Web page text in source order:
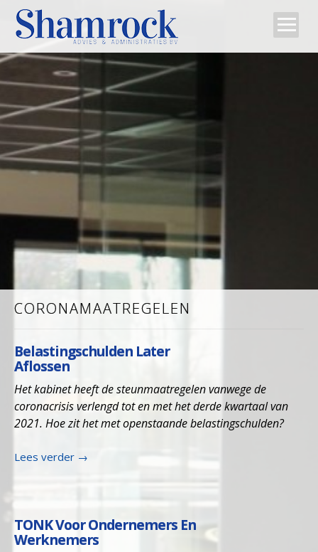
Team
Diensten
Tips
Contact
CORONAMAATREGELEN
Belastingschulden Later
Aflossen
Het kabinet heeft de steunmaatregelen vanwege de
coronacrisis verlengd tot en met het derde kwartaal van
2021. Hoe zit het met openstaande belastingschulden?
Lees verder →
TONK Voor Ondernemers En
Werknemers